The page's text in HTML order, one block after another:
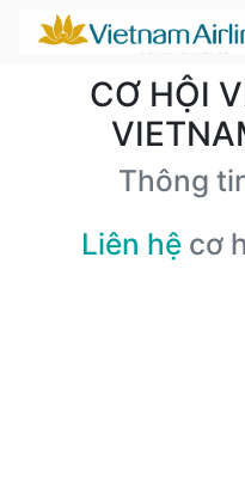
CƠ HỘI
Thông
Liên hệ cơ